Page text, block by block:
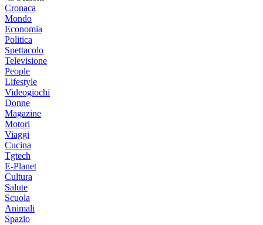
Cronaca
Mondo
Economia
Politica
Spettacolo
Televisione
People
Lifestyle
Videogiochi
Donne
Magazine
Motori
Viaggi
Cucina
Tgtech
E-Planet
Cultura
Salute
Scuola
Animali
Spazio